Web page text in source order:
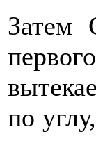
Затем
по